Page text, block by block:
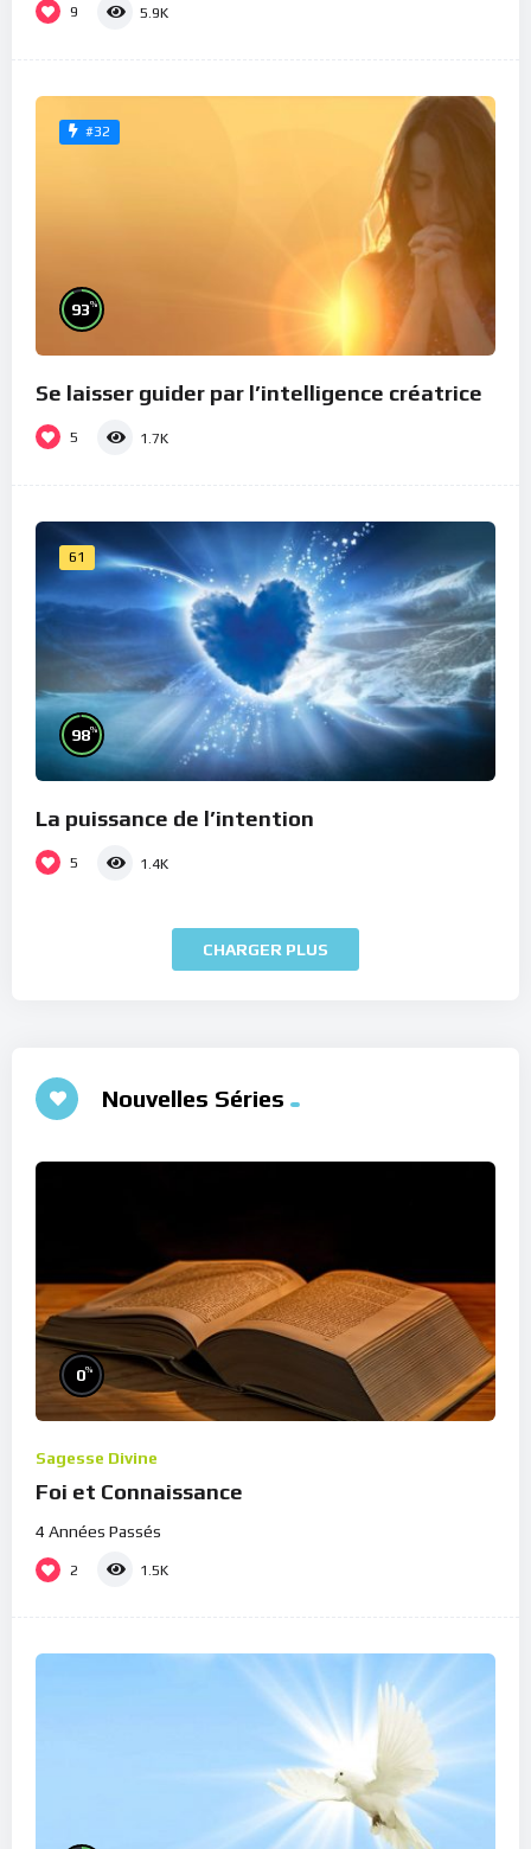
9 5.9K
#32
93%
Se laisser guider par l’intelligence créatrice
5 1.7K
61
98%
La puissance de l’intention
5 1.4K
CHARGER PLUS
Nouvelles Séries
0%
Sagesse Divine
Foi et Connaissance
4 Années Passés
2 1.5K